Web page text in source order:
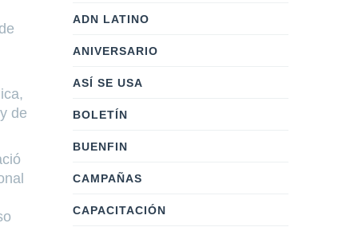
de
ADN LATINO
ANIVERSARIO
ASÍ SE USA
BOLETÍN
BUENFIN
CAMPAÑAS
CAPACITACIÓN